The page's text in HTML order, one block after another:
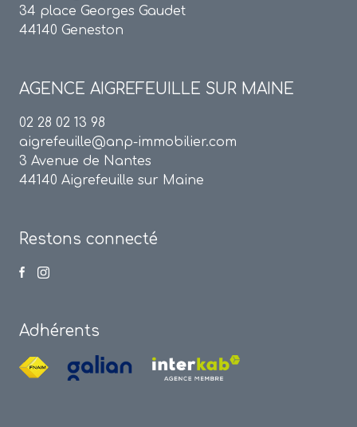
34 place Georges Gaudet
44140 Geneston
AGENCE AIGREFEUILLE SUR MAINE
02 28 02 13 98
aigrefeuille@anp-immobilier.com
3 Avenue de Nantes
44140 Aigrefeuille sur Maine
Restons connecté
Adhérents